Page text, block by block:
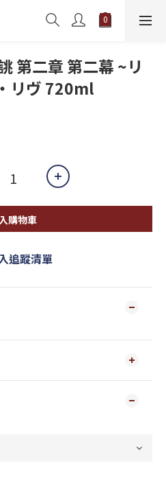
第二章 第二幕 ~リ
リヴ 720ml
購物車
追蹤清單